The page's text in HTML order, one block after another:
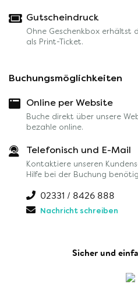
Gutscheindruck
Ohne Geschenkbox erhältst
als Print-Ticket.
Buchungsmöglichkeiten
Online per Website
Buche direkt über unsere
bezahle online.
Telefonisch und E-Mail
Kontaktiere unseren
Hilfe bei der Buchung
02331 / 8426 888
Nachricht schreiben
Sicher und